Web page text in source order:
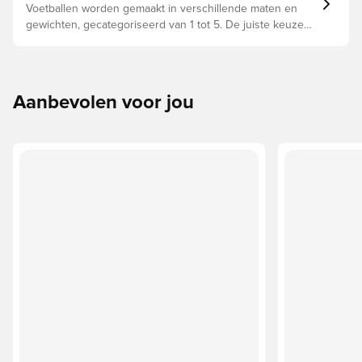
Voetballen worden gemaakt in verschillende maten en
gewichten, gecategoriseerd van 1 tot 5. De juiste keuze
Aanbevolen voor jou